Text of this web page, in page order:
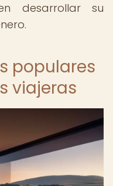
desarrollar su
populares
viajeras